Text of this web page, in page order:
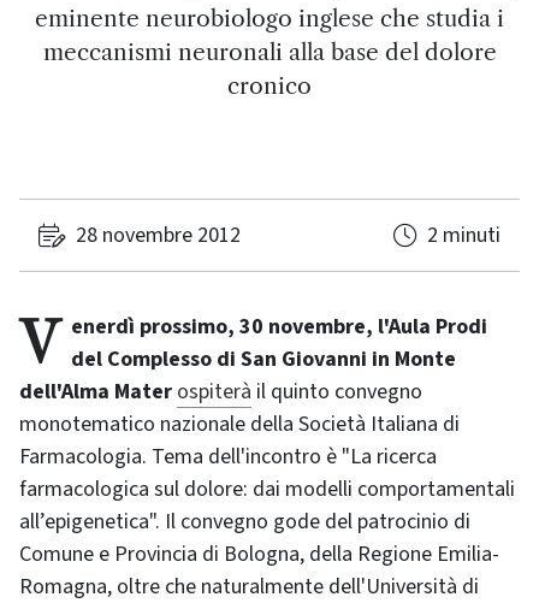
eminente neurobiologo inglese che studia i
meccanismi neuronali alla base del dolore
cronico
28 novembre 2012 2 minuti
Venerdì prossimo, 30 novembre, l'Aula Prodi del Complesso di San Giovanni in Monte
dell'Alma Mater ospiterà il quinto convegno
monotematico nazionale della Società Italiana di
Farmacologia. Tema dell'incontro è "La ricerca
farmacologica sul dolore: dai modelli comportamentali
all’epigenetica". Il convegno gode del patrocinio di
Comune e Provincia di Bologna, della Regione Emilia-
Romagna, oltre che naturalmente dell'Università di